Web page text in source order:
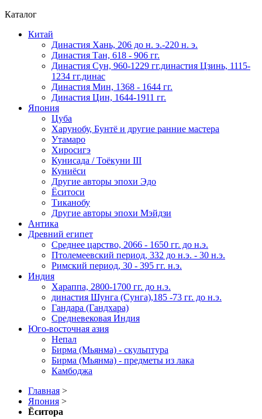
Каталог
Китай
Династия Хань, 206 до н. э.-220 н. э.
Династия Тан, 618 - 906 гг.
Династия Сун, 960-1229 гг.династия Цзинь, 1115-
1234 гг.динас
Династия Мин, 1368 - 1644 гг.
Династия Цин, 1644-1911 гг.
Япония
Цуба
Харунобу, Бунтё и другие ранние мастера
Утамаро
Хиросигэ
Кунисада / Тоёкуни III
Куниёси
Другие авторы эпохи Эдо
Ёситоси
Тиканобу
Другие авторы эпохи Мэйдзи
Антика
Древний египет
Среднее царство, 2066 - 1650 гг. до н.э.
Птолемеевский период, 332 до н.э. - 30 н.э.
Римский период, 30 - 395 гг. н.э.
Индия
Хараппа, 2800-1700 гг. до н.э.
династия Шунга (Сунга),185 -73 гг. до н.э.
Гандара (Гандхара)
Средневековая Индия
Юго-восточная азия
Непал
Бирма (Мьянма) - скульптура
Бирма (Мьянма) - предметы из лака
Камбоджа
Главная >
Япония >
Ёситора